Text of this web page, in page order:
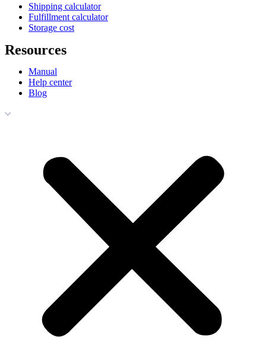
Shipping calculator
Fulfillment calculator
Storage cost
Resources
Manual
Help center
Blog